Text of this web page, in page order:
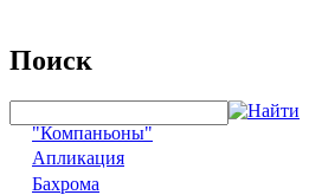
Поиск
"Компаньоны"
Апликация
Бахрома